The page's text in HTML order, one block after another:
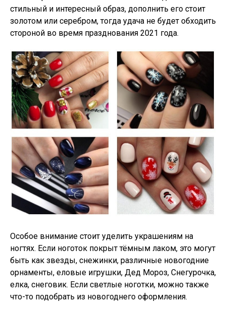
стильный и интересный образ, дополнить его стоит
золотом или серебром, тогда удача не будет обходить
стороной во время празднования 2021 года.
Особое внимание стоит уделить украшениям на
ногтях. Если ноготок покрыт тёмным лаком, это могут
быть как звезды, снежинки, различные новогодние
орнаменты, еловые игрушки, Дед Мороз, Снегурочка,
елка, снеговик. Если светлые ноготки, можно также
что-то подобрать из новогоднего оформления.